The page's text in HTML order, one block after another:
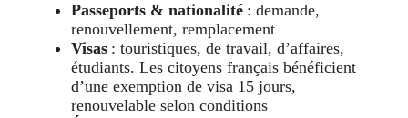
Passeports & nationalité : demande,
renouvellement, remplacement
Visas : touristiques, de travail, d’affaires,
étudiants. Les citoyens français bénéficient
d’une exemption de visa 15 jours,
renouvelable selon conditions